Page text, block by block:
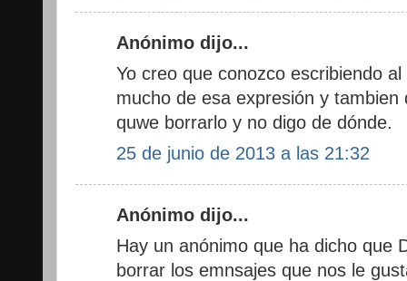
Anónimo dijo...
Yo creo que conozco escribiendo
mucho de esa expresión y
quwe borrarlo y no digo de dónde.
25 de junio de 2013 a las 21:32
Anónimo dijo...
Hay un anónimo que ha dicho que
borrar los emnsajes que nos le